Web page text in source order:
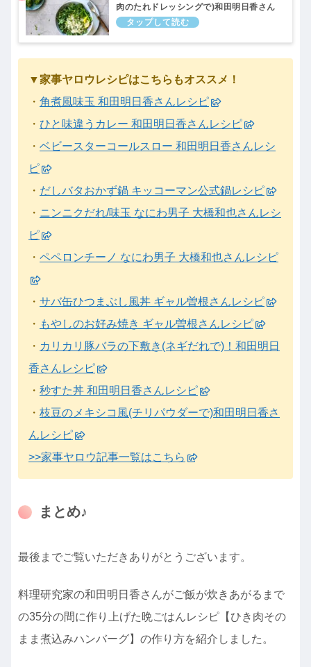
肉のたれドレッシングで)和田明日香さん
vs炊飯器！4月19日
▼家事ヤロウレシピはこちらもオススメ！
・ 角煮風味玉 和田明日香さんレシピ
・ ひと味違うカレー 和田明日香さんレシピ
・ ベビースターコールスロー 和田明日香さんレシ
ピ
・ だしバタおかず鍋 キッコーマン公式鍋レシピ
・ ニンニクだれ/味玉 なにわ男子 大橋和也さんレシ
ピ
・ ペペロンチーノ なにわ男子 大橋和也さんレシピ
・ サバ缶ひつまぶし風丼 ギャル曽根さんレシピ
・ もやしのお好み焼き ギャル曽根さんレシピ
・ カリカリ豚バラの下敷き(ネギだれで)！和田明日
香さんレシピ
・ 秒すた丼 和田明日香さんレシピ
・ 枝豆のメキシコ風(チリパウダーで)和田明日香さ
んレシピ
>>家事ヤロウ記事一覧はこちら
まとめ♪
最後までご覧いただきありがとうございます。
料理研究家の和田明日香さんがご飯が炊きあがるまで
の35分の間に作り上げた晩ごはんレシピ【ひき肉その
まま煮込みハンバーグ】の作り方を紹介しました。